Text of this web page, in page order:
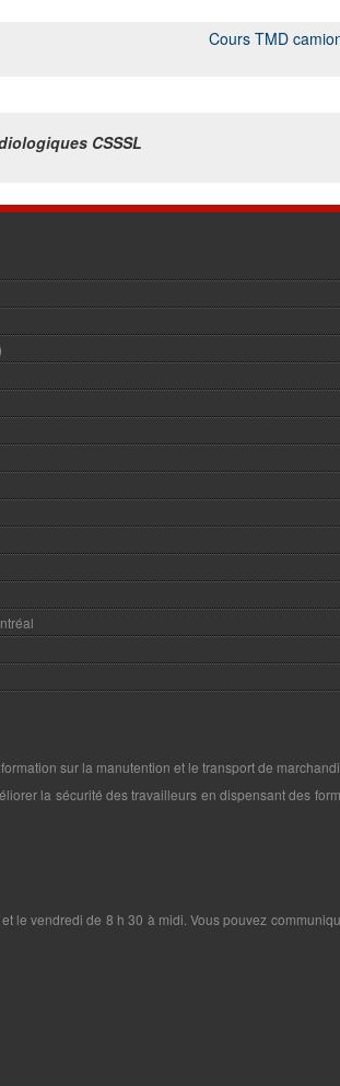
Cours TMD
CSSSL
sur la manutention et le transport de
la sécurité des travailleurs en dispensant des
le vendredi de 8 h 30 à midi. Vous pouvez